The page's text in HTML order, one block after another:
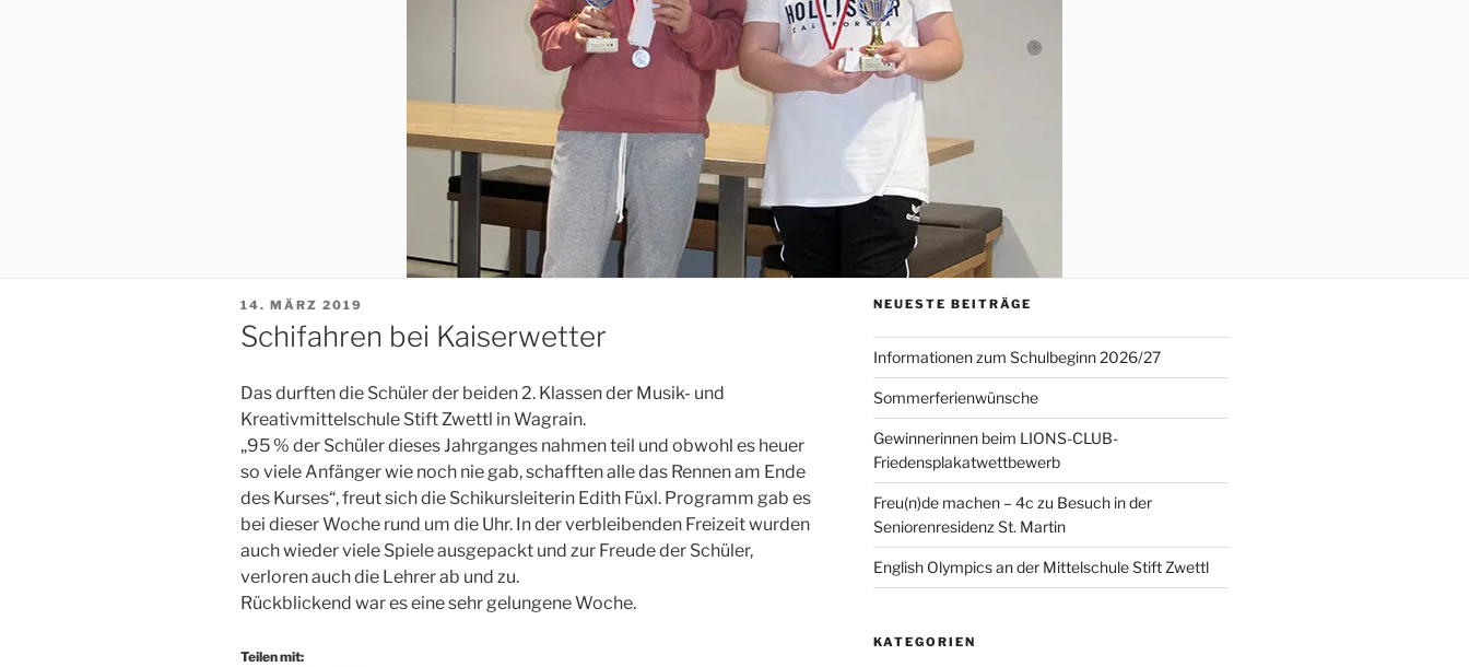
VERÖFFENTLICHT
AM
14. MÄRZ 2019
Schifahren bei Kaiserwetter
Das durften die Schüler der beiden 2. Klassen der Musik- und
Kreativmittelschule Stift Zwettl in Wagrain.
„95 % der Schüler dieses Jahrganges nahmen teil und obwohl es heuer
so viele Anfänger wie noch nie gab, schafften alle das Rennen am Ende
des Kurses“, freut sich die Schikursleiterin Edith Füxl. Programm gab es
bei dieser Woche rund um die Uhr. In der verbleibenden Freizeit wurden
auch wieder viele Spiele ausgepackt und zur Freude der Schüler,
verloren auch die Lehrer ab und zu.
Rückblickend war es eine sehr gelungene Woche.
Teilen mit:
NEUESTE BEITRÄGE
Informationen zum Schulbeginn 2026/27
Sommerferienwünsche
Gewinnerinnen beim LIONS-CLUB-
Friedensplakatwettbewerb
Freu(n)de machen – 4c zu Besuch in der
Seniorenresidenz St. Martin
English Olympics an der Mittelschule Stift Zwettl
KATEGORIEN